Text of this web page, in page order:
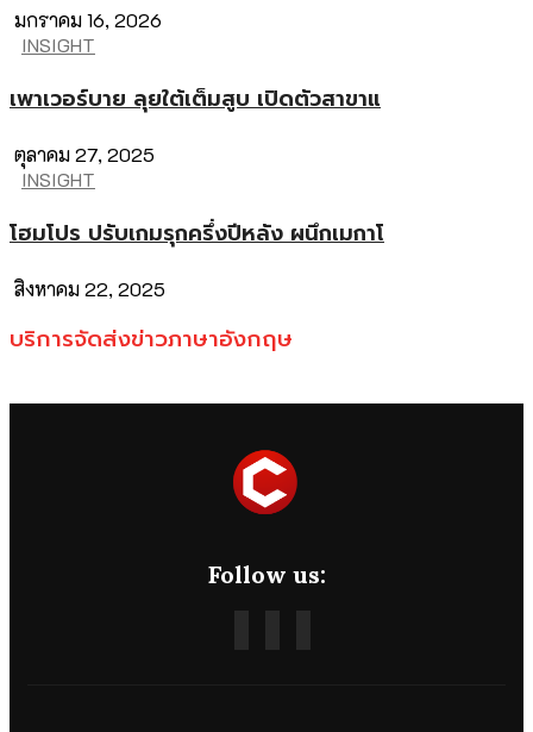
มกราคม 16, 2026
INSIGHT
เพาเวอร์บาย ลุยใต้เต็มสูบ เปิดตัวสาขาแ
ตุลาคม 27, 2025
INSIGHT
โฮมโปร ปรับเกมรุกครึ่งปีหลัง ผนึกเมกาโ
สิงหาคม 22, 2025
บริการจัดส่งข่าวภาษาอังกฤษ
Follow us: